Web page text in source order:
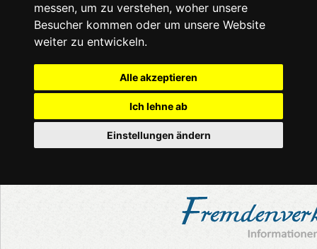
messen, um zu verstehen, woher unsere
Besucher kommen oder um unsere Website
weiter zu entwickeln.
Alle akzeptieren
Ich lehne ab
Einstellungen ändern